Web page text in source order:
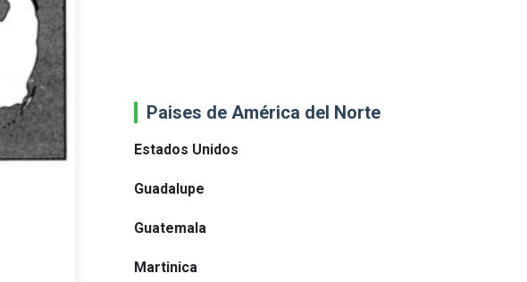
Paises de América del Norte
Estados Unidos
Guadalupe
Guatemala
Martinica